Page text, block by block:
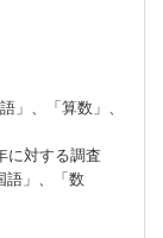
「算数」、
対する調査
数